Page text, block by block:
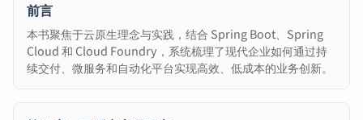
前言
本书聚焦于云原生理念与实践，结合 Spring Boot、Spring
Cloud 和 Cloud Foundry，系统梳理了现代企业如何通过持
续交付、微服务和自动化平台实现高效、低成本的业务创新。